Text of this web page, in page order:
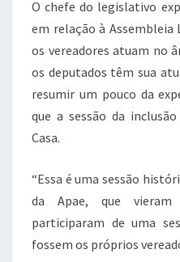
O chefe do legislativo
em relação à Assembleia
os vereadores atuam no
os deputados têm sua
resumir um pouco da
que a sessão da
Casa.
“Essa é uma sessão
da Apae, que
participaram de uma
fossem os próprios